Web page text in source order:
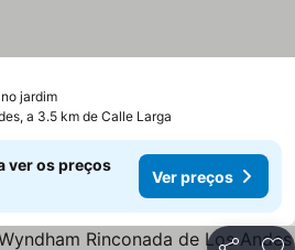
jardim
a 3.5 km de Calle Larga
ver os preços
Ver preços